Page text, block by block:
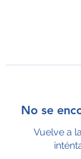
No se
Vuelve a